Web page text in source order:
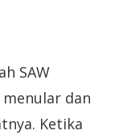
SAW
dan
Ketika